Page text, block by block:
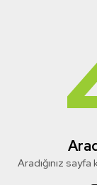
Aradığınız